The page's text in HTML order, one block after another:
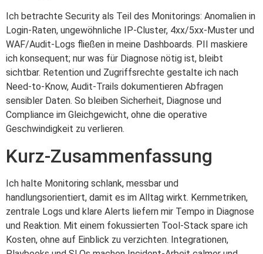
Ich betrachte Security als Teil des Monitorings: Anomalien in
Login‑Raten, ungewöhnliche IP‑Cluster, 4xx/5xx‑Muster und
WAF/Audit‑Logs fließen in meine Dashboards. PII maskiere
ich konsequent; nur was für Diagnose nötig ist, bleibt
sichtbar. Retention und Zugriffsrechte gestalte ich nach
Need‑to‑Know, Audit‑Trails dokumentieren Abfragen
sensibler Daten. So bleiben Sicherheit, Diagnose und
Compliance im Gleichgewicht, ohne die operative
Geschwindigkeit zu verlieren.
Kurz-Zusammenfassung
Ich halte Monitoring schlank, messbar und
handlungsorientiert, damit es im Alltag wirkt. Kernmetriken,
zentrale Logs und klare Alerts liefern mir Tempo in Diagnose
und Reaktion. Mit einem fokussierten Tool‑Stack spare ich
Kosten, ohne auf Einblick zu verzichten. Integrationen,